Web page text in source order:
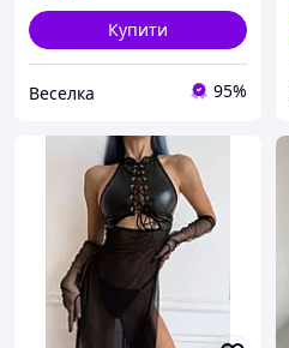
Купити
Веселка 95%